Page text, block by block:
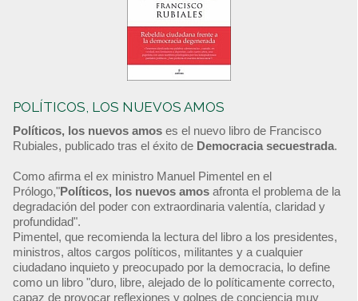
POLÍTICOS, LOS NUEVOS AMOS
Políticos, los nuevos amos es el nuevo libro de Francisco
Rubiales, publicado tras el éxito de Democracia secuestrada.
Como afirma el ex ministro Manuel Pimentel en el
Prólogo,"Políticos, los nuevos amos afronta el problema de la
degradación del poder con extraordinaria valentía, claridad y
profundidad".
Pimentel, que recomienda la lectura del libro a los presidentes,
ministros, altos cargos políticos, militantes y a cualquier
ciudadano inquieto y preocupado por la democracia, lo define
como un libro "duro, libre, alejado de lo políticamente correcto,
capaz de provocar reflexiones y golpes de conciencia muy